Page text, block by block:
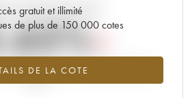
gratuit et illimité
de plus de 150 000 cotes
DE LA COTE
actuelle de la cote
du millésime 2019 en 2026 par rapport à